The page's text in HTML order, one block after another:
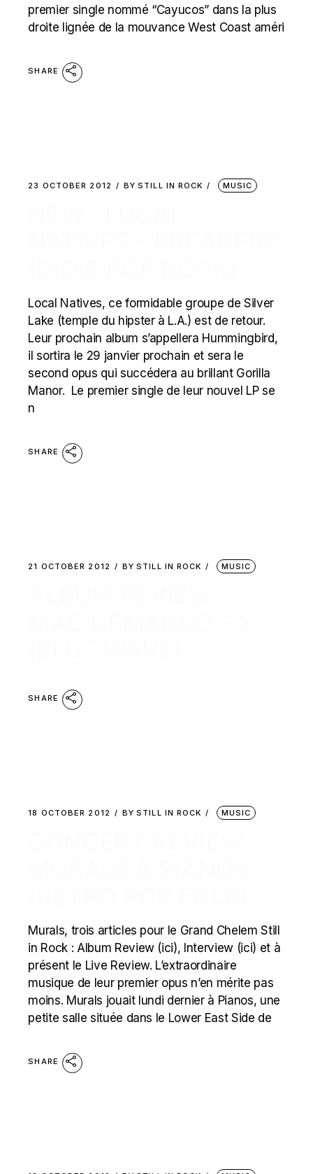
premier single nommé “Cayucos” dans la plus
droite lignée de la mouvance West Coast améri
SHARE
23 OCTOBER 2012 BY STILL IN ROCK MUSIC
Local Natives, ce formidable groupe de Silver
Lake (temple du hipster à L.A.) est de retour.
Leur prochain album s’appellera Hummingbird,
il sortira le 29 janvier prochain et sera le
second opus qui succédera au brillant Gorilla
Manor. Le premier single de leur nouvel LP se
n
SHARE
21 OCTOBER 2012 BY STILL IN ROCK MUSIC
SHARE
18 OCTOBER 2012 BY STILL IN ROCK MUSIC
Murals, trois articles pour le Grand Chelem Still
in Rock : Album Review (ici), Interview (ici) et à
présent le Live Review. L’extraordinaire
musique de leur premier opus n’en mérite pas
moins. Murals jouait lundi dernier à Pianos, une
petite salle située dans le Lower East Side de
SHARE